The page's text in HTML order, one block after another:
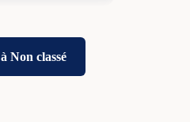
Non classé